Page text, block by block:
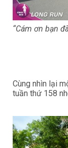
“Cám ơn bạn
Cùng nhìn lại
tuần thứ 158